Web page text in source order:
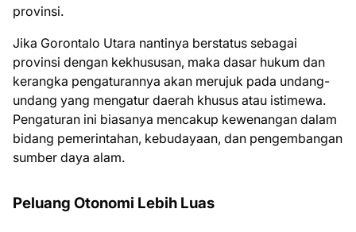
provinsi.
Jika Gorontalo Utara nantinya berstatus sebagai
provinsi dengan kekhususan, maka dasar hukum dan
kerangka pengaturannya akan merujuk pada undang-
undang yang mengatur daerah khusus atau istimewa.
Pengaturan ini biasanya mencakup kewenangan dalam
bidang pemerintahan, kebudayaan, dan pengembangan
sumber daya alam.
Peluang Otonomi Lebih Luas